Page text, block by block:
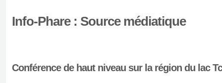
Info-Phare : Source médiatique
Conférence de haut niveau sur la région du lac